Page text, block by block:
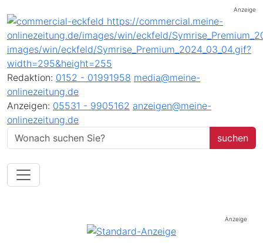
Anzeige
Redaktion: 0152 - 01991958 media@meine-
onlinezeitung.de
Anzeigen: 05531 - 9905162 anzeigen@meine-
onlinezeitung.de
Anzeige